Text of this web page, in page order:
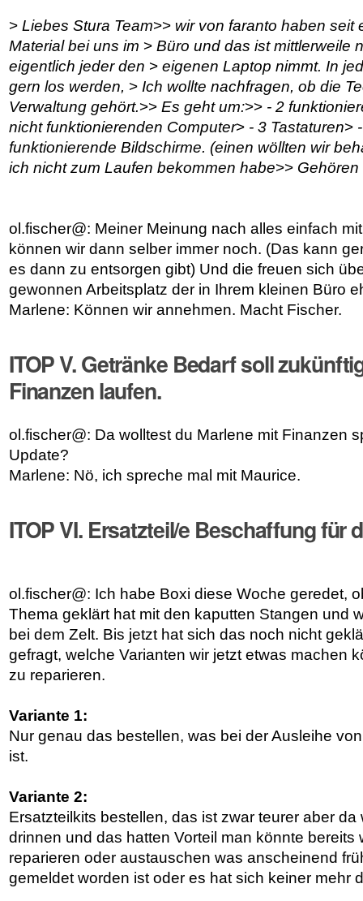
>Liebes Stura Team>>wir von faranto haben seit
Material bei uns im >Büro und das ist mittlerweile
eigentlich jeder den >eigenen Laptop nimmt. In
gern los werden, >Ich wollte nachfragen, ob die
Verwaltung gehört.>>Es geht um:>>- 2
nicht funktionierenden Computer>- 3 Tastaturen>-
funktionierende Bildschirme. (einen wöllten wir
ich nicht zum Laufen bekommen habe>>Gehören
ol.fischer@: Meiner Meinung nach alles einfach
können wir dann selber immer noch. (Das kann
es dann zu entsorgen gibt) Und die freuen sich
gewonnen Arbeitsplatz der in Ihrem kleinen Büro
Marlene: Können wir annehmen. Macht Fischer.
ITOP V. Getränke Bedarf soll
Finanzen laufen.
ol.fischer@: Da wolltest du Marlene mit Finanzen
Update?
Marlene: Nö, ich spreche mal mit Maurice.
ITOP VI. Ersatzteil/e Beschaffung für
ol.fischer@: Ich habe Boxi diese Woche geredet,
Thema geklärt hat mit den kaputten Stangen und
bei dem Zelt. Bis jetzt hat sich das noch nicht
gefragt, welche Varianten wir jetzt etwas machen
zu reparieren.
Variante 1:
Nur genau das bestellen, was bei der Ausleihe
ist.
Variante 2:
Ersatzteilkits bestellen, das ist zwar teurer aber
drinnen und das hatten Vorteil man könnte bereits
reparieren oder austauschen was anscheinend
gemeldet worden ist oder es hat sich keiner mehr